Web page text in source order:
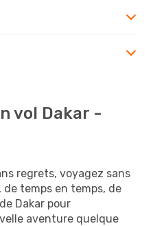
vol Dakar -
regrets, voyagez sans
de temps en temps, de
Dakar pour
aventure quelque